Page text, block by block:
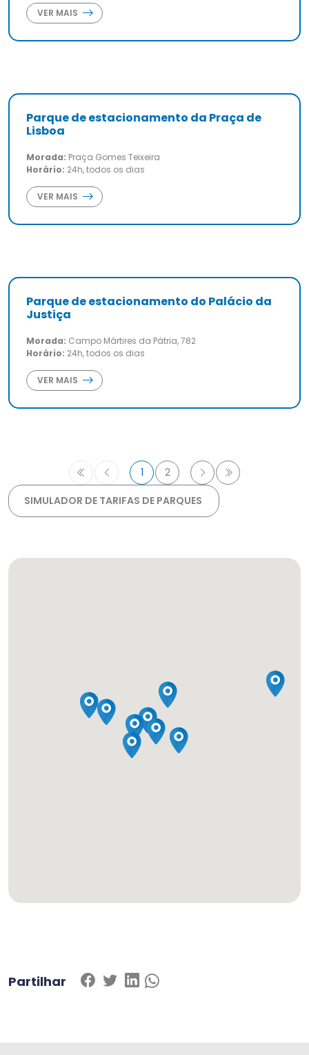
VER MAIS
Parque de estacionamento da Praça de
Lisboa
Morada: Praça Gomes Teixeira
Horário: 24h, todos os dias
VER MAIS
Parque de estacionamento do Palácio da
Justiça
Morada: Campo Mártires da Pátria, 782
Horário: 24h, todos os dias
VER MAIS
1 2
SIMULADOR DE TARIFAS DE PARQUES
Partilhar